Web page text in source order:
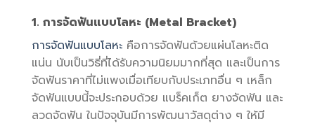
1. การจัดฟันแบบโลหะ (Metal Bracket)
การจัดฟันแบบโลหะ คือการจัดฟันด้วยแผ่นโลหะติด
แน่น นับเป็นวิธี่ที่ได้รับความนิยมมากที่สุด และเป็นการ
จัดฟันราคาที่ไม่แพงเมื่อเทียบกับประเภทอื่น ๆ เหล็ก
จัดฟันแบบนี้จะประกอบด้วย แบร็คเก็ต ยางจัดฟัน และ
ลวดจัดฟัน ในปัจจุบันมีการพัฒนาวัสดุต่าง ๆ ให้มี